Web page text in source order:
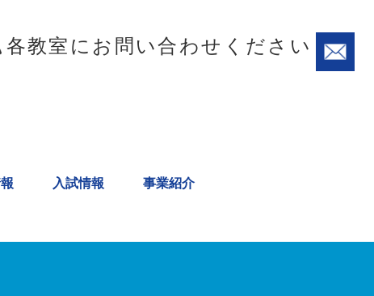
各教室にお問い合わせください
入試情報 事業紹介